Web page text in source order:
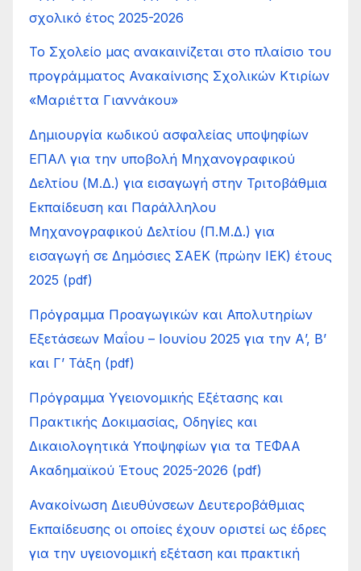
σχολικό έτος 2025-2026
Το Σχολείο μας ανακαινίζεται στο πλαίσιο του
προγράμματος Ανακαίνισης Σχολικών Κτιρίων
«Μαριέττα Γιαννάκου»
Δημιουργία κωδικού ασφαλείας υποψηφίων
ΕΠΑΛ για την υποβολή Μηχανογραφικού
Δελτίου (Μ.Δ.) για εισαγωγή στην Τριτοβάθμια
Εκπαίδευση και Παράλληλου
Μηχανογραφικού Δελτίου (Π.Μ.Δ.) για
εισαγωγή σε Δημόσιες ΣΑΕΚ (πρώην ΙΕΚ) έτους
2025 (pdf)
Πρόγραμμα Προαγωγικών και Απολυτηρίων
Εξετάσεων Μαΐου – Ιουνίου 2025 για την Α’, Β’
και Γ’ Τάξη (pdf)
Πρόγραμμα Υγειονομικής Εξέτασης και
Πρακτικής Δοκιμασίας, Οδηγίες και
Δικαιολογητικά Υποψηφίων για τα ΤΕΦΑΑ
Ακαδημαϊκού Έτους 2025-2026 (pdf)
Ανακοίνωση Διευθύνσεων Δευτεροβάθμιας
Εκπαίδευσης οι οποίες έχουν οριστεί ως έδρες
για την υγειονομική εξέταση και πρακτική